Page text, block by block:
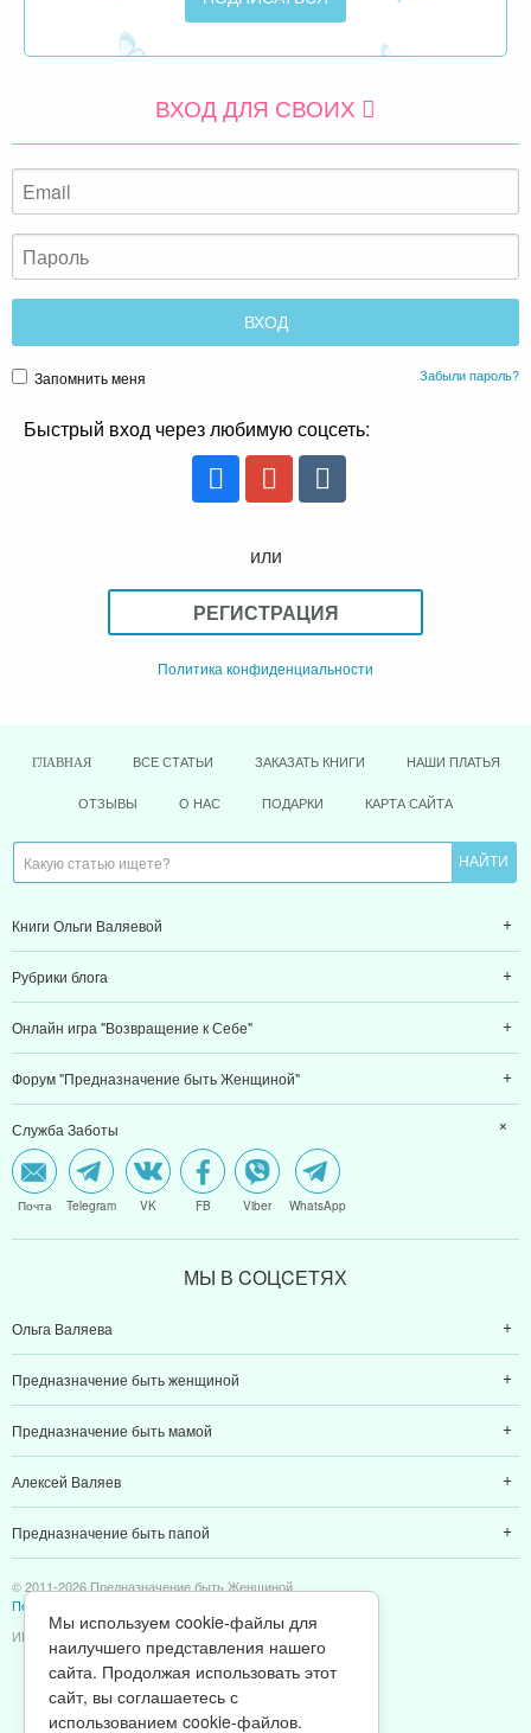
ВХОД ДЛЯ СВОИХ
Запомнить меня Забыли пароль?
Быстрый вход через любимую соцсеть:
или
РЕГИСТРАЦИЯ
Политика конфиденциальности
ГЛАВНАЯ ВСЕ СТАТЬИ ЗАКАЗАТЬ КНИГИ НАШИ ПЛАТЬЯ
ОТЗЫВЫ О НАС ПОДАРКИ КАРТА САЙТА
Книги Ольги Валяевой
Рубрики блога
Онлайн игра "Возвращение к Себе"
Форум "Предназначение быть Женщиной"
Служба Заботы
Почта Telegram VK FB Viber WhatsApp
МЫ В CОЦCЕТЯХ
Ольга Валяева
Предназначение быть женщиной
Предназначение быть мамой
Алексей Валяев
Предназначение быть папой
© 2011-2026 Предназначение быть Женщиной
Политика конфиденциальности
ИП Валяев А. В. | ИНН 380111808709
Мы используем cookie-файлы для
наилучшего представления нашего
сайта. Продолжая использовать этот
сайт, вы соглашаетесь с
использованием cookie-файлов.